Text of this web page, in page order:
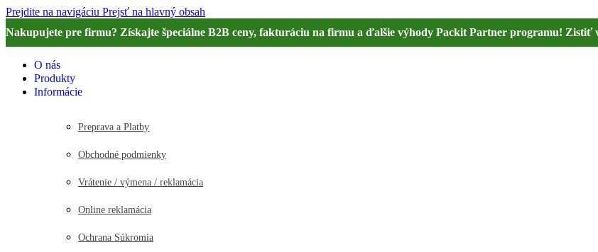
Prejdite na navigáciu Prejsť na hlavný obsah
Nakupujete pre firmu? Získajte špeciálne B2B ceny, fakturáciu na firmu a ďalšie výhody Packit Partner programu! Zistiť
O nás
Produkty
Informácie
Preprava a Platby
Obchodné podmienky
Vrátenie / výmena / reklamácia
Online reklamácia
Ochrana Súkromia